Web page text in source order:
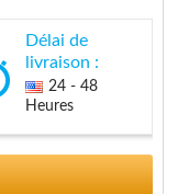
Délai de
livraison :
24 - 48
Heures